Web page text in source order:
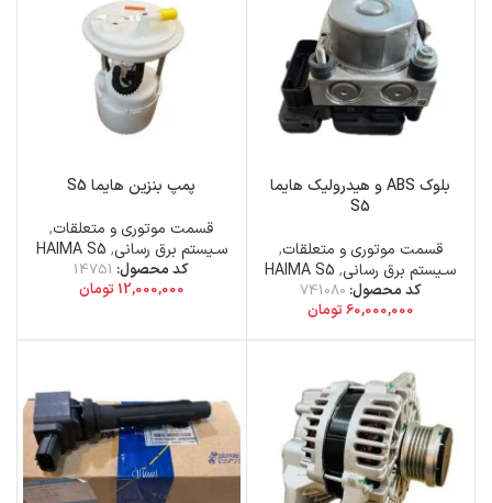
بلوک ABS و هیدرولیک هایما
S5
قسمت موتوری و متعلقات,
سـیستم برق رسانی,
HAIMA S5
کد محصول: 741080
60,000,000 تومان
پمپ بنزین هایما S5
قسمت موتوری و متعلقات,
سـیستم برق رسانی,
HAIMA S5
کد محصول: 14751
12,000,000 تومان